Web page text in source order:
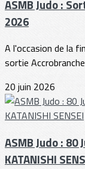
ASMB Judo :
2026
A l'occasion de la
sortie
20 juin 2026
ASMB Judo :
KATANISHI